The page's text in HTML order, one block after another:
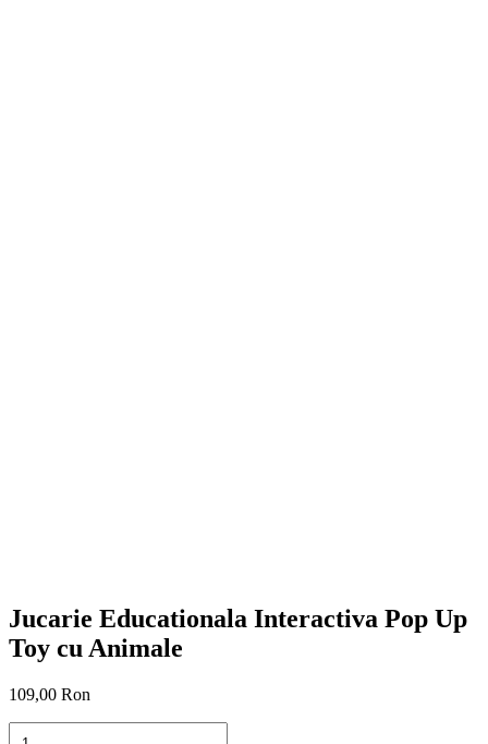
Jucarie Educationala Interactiva Pop Up
Toy cu Animale
109,00 Ron